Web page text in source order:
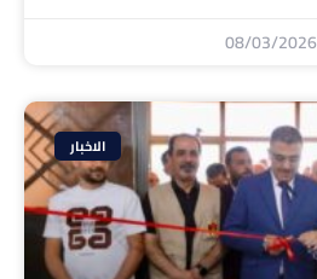
08/03/2026
الاخبار